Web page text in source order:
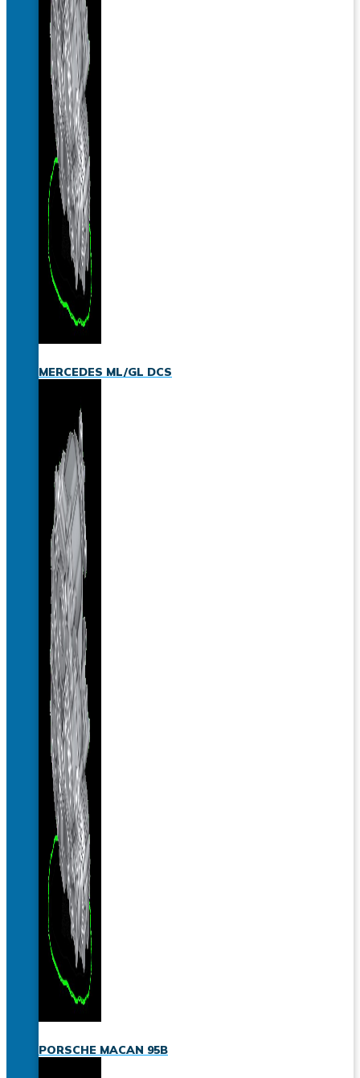
MERCEDES ML/GL DCS
PORSCHE MACAN 95B